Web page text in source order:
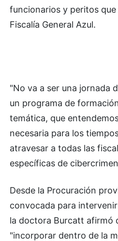
funcionarios y peritos que
Fiscalía General Azul.
"No va a ser una jornada
un programa de
temática, que
necesaria para los
atravesar a todas las
específicas de
Desde la Procuración
convocada para
la doctora Burcatt afirmó
"incorporar dentro de la